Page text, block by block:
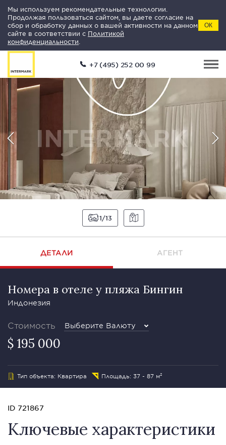
Мы используем рекомендательные технологии.
Продолжая пользоваться сайтом, вы даете согласие на
сбор и обработку данных о вашей активности на данном
сайте в соответствии с Политикой
конфиденциальности
ОК
+7 (495) 252 00 99
1 13
ДЕТАЛИ АГЕНТ
Номера в отеле у пляжа Бингин
Индонезия
Стоимость Выберите Валюту
$ 195 000
Тип объекта: Квартира Площадь: 37 - 87 м²
ID 721867
Ключевые характеристики